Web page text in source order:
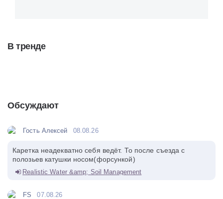
В тренде
Обсуждают
Гость Алексей 08.08.26
Каретка неадекватно себя ведёт. То после съезда с
полозьев катушки носом(форсункой)
Realistic Water &amp; Soil Management
FS 07.08.26